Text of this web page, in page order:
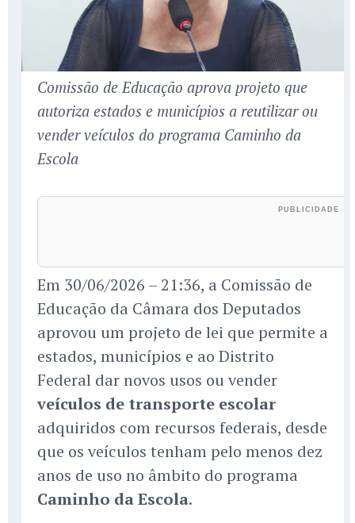
Comissão de Educação aprova projeto que
autoriza estados e municípios a reutilizar ou
vender veículos do programa Caminho da
Escola
Em 30/06/2026 – 21:36, a Comissão de
Educação da Câmara dos Deputados
aprovou um projeto de lei que permite a
estados, municípios e ao Distrito
Federal dar novos usos ou vender
veículos de transporte escolar
adquiridos com recursos federais, desde
que os veículos tenham pelo menos dez
anos de uso no âmbito do programa
Caminho da Escola.